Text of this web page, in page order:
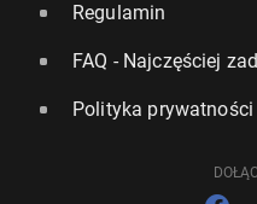
ga­ją­cych się o azyl
26 czerwca, 11:00
Regulamin
FAQ - Najczęściej
Polityka